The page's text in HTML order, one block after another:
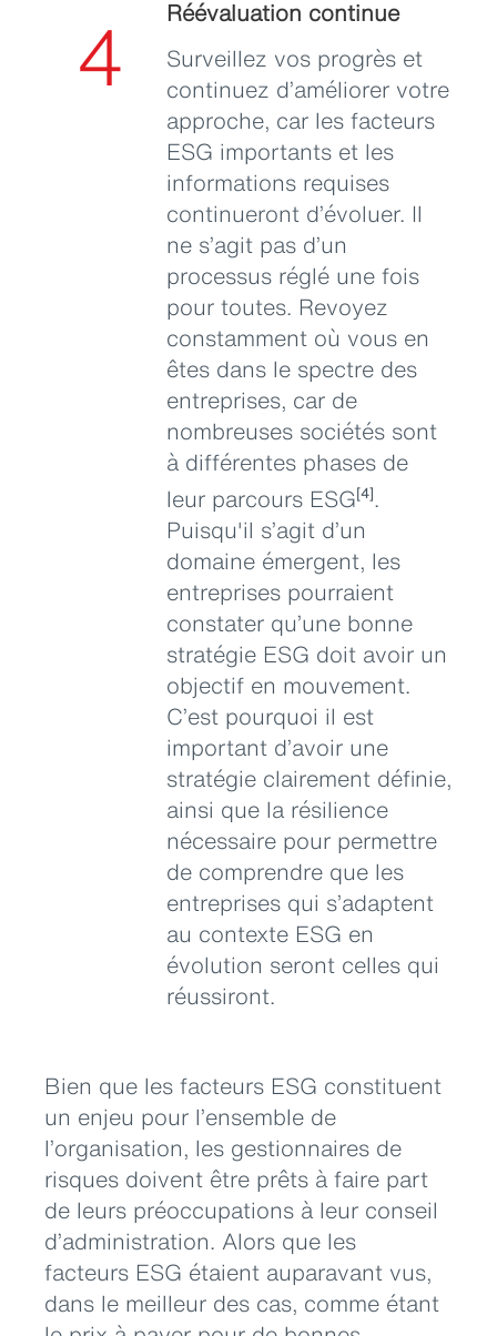
4
Réévaluation continue
Surveillez vos progrès et
continuez d’améliorer votre
approche, car les facteurs
ESG importants et les
informations requises
continueront d’évoluer. Il
ne s’agit pas d’un
processus réglé une fois
pour toutes. Revoyez
constamment où vous en
êtes dans le spectre des
entreprises, car de
nombreuses sociétés sont
à différentes phases de
leur parcours ESG[4].
Puisqu'il s’agit d’un
domaine émergent, les
entreprises pourraient
constater qu’une bonne
stratégie ESG doit avoir un
objectif en mouvement.
C’est pourquoi il est
important d’avoir une
stratégie clairement définie,
ainsi que la résilience
nécessaire pour permettre
de comprendre que les
entreprises qui s’adaptent
au contexte ESG en
évolution seront celles qui
réussiront.
Bien que les facteurs ESG constituent
un enjeu pour l’ensemble de
l’organisation, les gestionnaires de
risques doivent être prêts à faire part
de leurs préoccupations à leur conseil
d’administration. Alors que les
facteurs ESG étaient auparavant vus,
dans le meilleur des cas, comme étant